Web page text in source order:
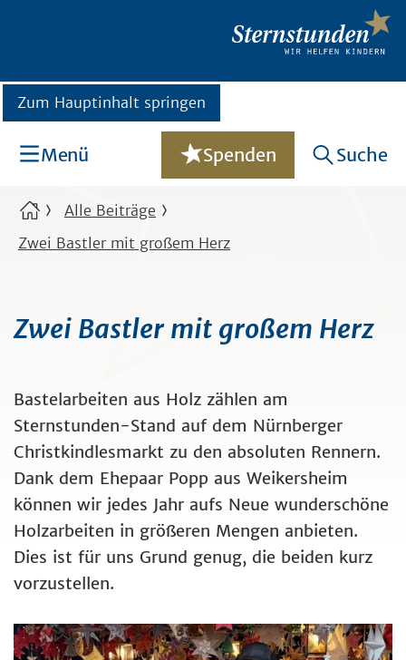
Zum Hauptinhalt springen
Menü Spenden Suche
Alle Beiträge
Zwei Bastler mit großem Herz
Zwei Bastler mit großem Herz
Bastelarbeiten aus Holz zählen am
Sternstunden-Stand auf dem Nürnberger
Christkindlesmarkt zu den absoluten Rennern.
Dank dem Ehepaar Popp aus Weikersheim
können wir jedes Jahr aufs Neue wunderschöne
Holzarbeiten in größeren Mengen anbieten.
Dies ist für uns Grund genug, die beiden kurz
vorzustellen.